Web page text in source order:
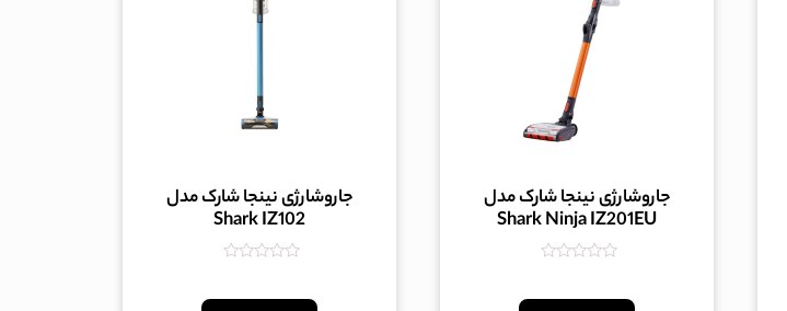
جاروشارژی نینجا شارک مدل
Shark Ninja IZ201EU
از
جاروشارژی نینجا شارک مدل
Shark IZ102
از